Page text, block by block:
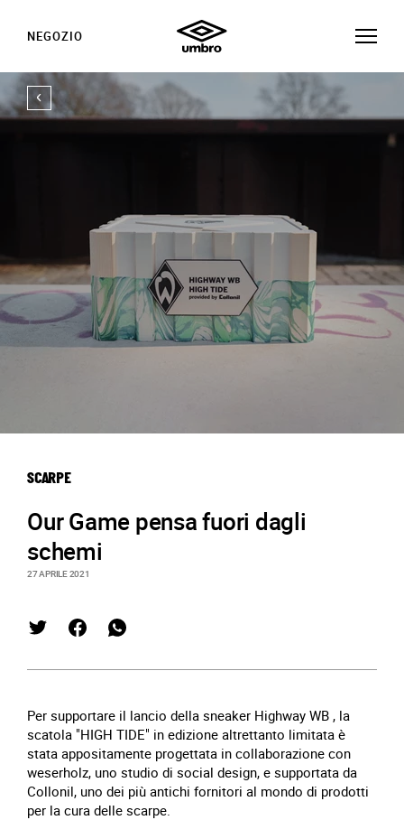
NEGOZIO
SCARPE
Our Game pensa fuori dagli
schemi
27 APRILE 2021
Per supportare il lancio della sneaker Highway WB , la
scatola "HIGH TIDE" in edizione altrettanto limitata è
stata appositamente progettata in collaborazione con
weserholz, uno studio di social design, e supportata da
Collonil, uno dei più antichi fornitori al mondo di prodotti
per la cura delle scarpe.